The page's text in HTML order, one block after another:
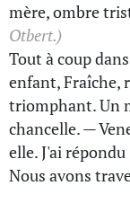
mère, ombre
Otbert.)
Tout à coup
enfant, Fraîche,
triomphant. Un
chancelle. —
elle. J'ai
Nous avons